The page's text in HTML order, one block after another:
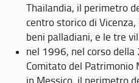
Thailandia, il perimetro
centro storico di
beni palladiani, e le tre
nel 1996, nel corso della
Comitato del Patrimonio
in Messico, il perimetro